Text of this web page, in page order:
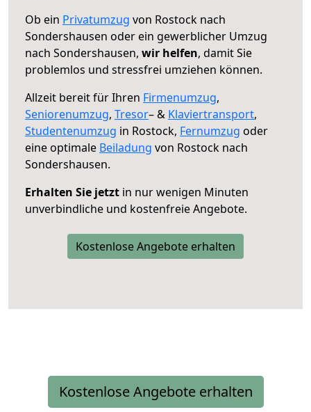
Ob ein Privatumzug von Rostock nach
Sondershausen oder ein gewerblicher Umzug
nach Sondershausen, wir helfen, damit Sie
problemlos und stressfrei umziehen können.
Allzeit bereit für Ihren Firmenumzug,
Seniorenumzug, Tresor– & Klaviertransport,
Studentenumzug in Rostock, Fernumzug oder
eine optimale Beiladung von Rostock nach
Sondershausen.
Erhalten Sie jetzt in nur wenigen Minuten
unverbindliche und kostenfreie Angebote.
Kostenlose Angebote erhalten
Kostenlose Angebote erhalten